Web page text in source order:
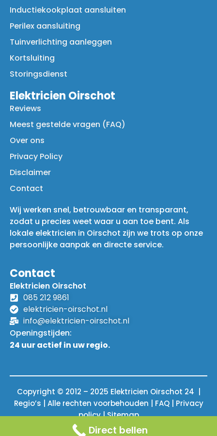
Inductiekookplaat aansluiten
Perilex aansluiting
Tuinverlichting aanleggen
Kortsluiting
Storingsdienst
Elektricien Oirschot
Reviews
Meest gestelde vragen (FAQ)
Over ons
Privacy Policy
Disclaimer
Contact
Wij werken snel, betrouwbaar en transparant,
zodat u precies weet waar u aan toe bent. Als
lokale elektricien in Oirschot zijn we trots op onze
persoonlijke aanpak en directe service.
Contact
Elektricien Oirschot
085 212 9861
elektricien-oirschot.nl
info@elektricien-oirschot.nl
Openingstijden:
24 uur actief in uw regio.
Copyright © 2012 – 2025 Elektricien Oirschot 24 |
Regio’s | Alle rechten voorbehouden | FAQ| Privacy
policy|Sitemap
Direct bellen